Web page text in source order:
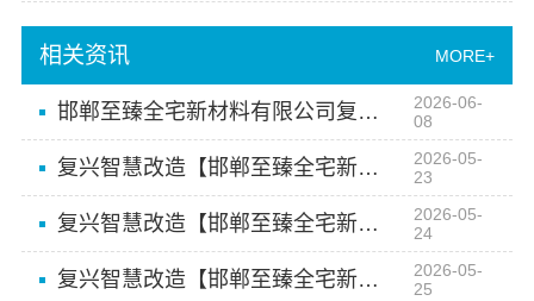
相关资讯 MORE+
邯郸至臻全宅新材料有限公司复兴智慧改造首选
2026-06-
08
复兴智慧改造【邯郸至臻全宅新材料有限公司】
2026-05-
23
复兴智慧改造【邯郸至臻全宅新材料有限公司】
2026-05-
24
复兴智慧改造【邯郸至臻全宅新材料有限公司】
2026-05-
25